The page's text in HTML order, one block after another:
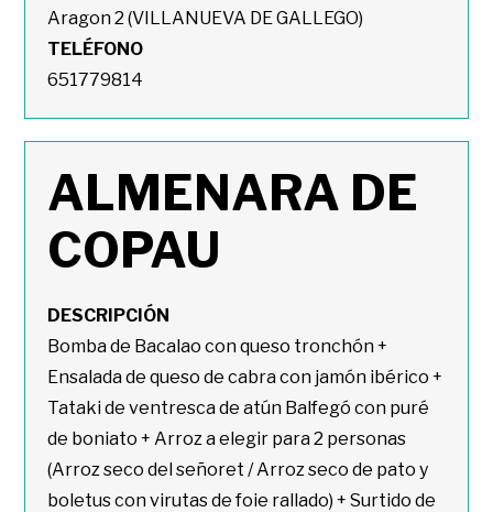
Aragon 2 (VILLANUEVA DE GALLEGO)
TELÉFONO
651779814
ALMENARA DE
COPAU
DESCRIPCIÓN
Bomba de Bacalao con queso tronchón +
Ensalada de queso de cabra con jamón ibérico +
Tataki de ventresca de atún Balfegó con puré
de boniato + Arroz a elegir para 2 personas
(Arroz seco del señoret / Arroz seco de pato y
boletus con virutas de foie rallado) + Surtido de